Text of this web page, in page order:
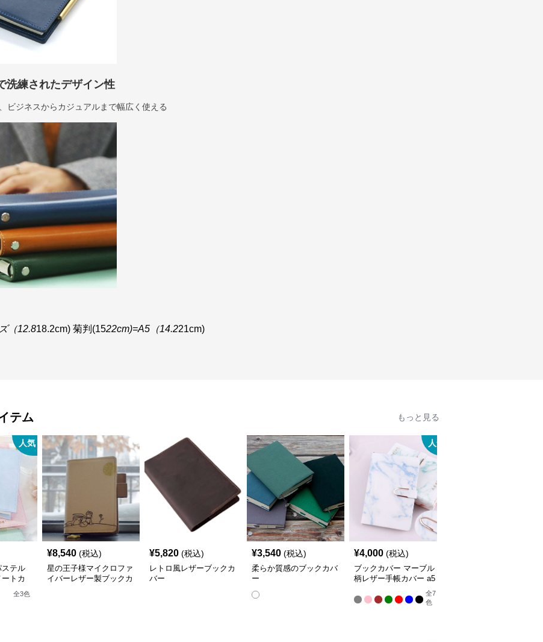
洗練されたデザイン性
ビジネスからカジュアルまで幅広く使える
（12.818.2cm) 菊判(1522cm)=A5（14.221cm)
テム もっと見る
人気
ステル
トカ
ス書）
全3色
¥8,540 (税込)
星の王子様マイクロファ
イバーレザー製ブックカ
¥5,820 (税込)
レトロ風レザーブックカ
バー
¥3,540 (税込)
柔らか質感のブックカバ
ー
人気
¥4,000 (税込)
ブックカバー マーブル
柄レザー手帳カバー a5
全7
色